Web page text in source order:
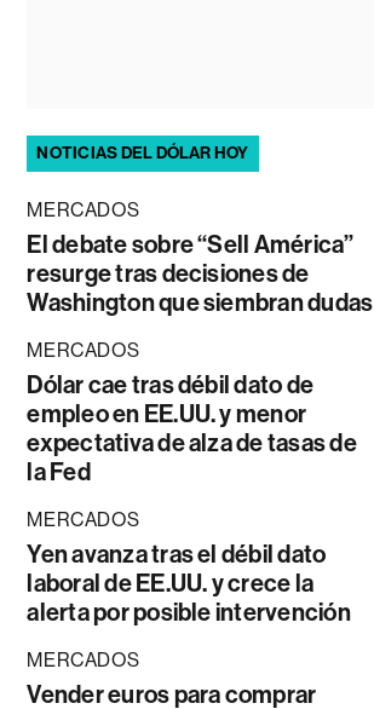
NOTICIAS DEL DÓLAR HOY
MERCADOS
El debate sobre “Sell América”
resurge tras decisiones de
Washington que siembran dudas
MERCADOS
Dólar cae tras débil dato de
empleo en EE.UU. y menor
expectativa de alza de tasas de
la Fed
MERCADOS
Yen avanza tras el débil dato
laboral de EE.UU. y crece la
alerta por posible intervención
MERCADOS
Vender euros para comprar